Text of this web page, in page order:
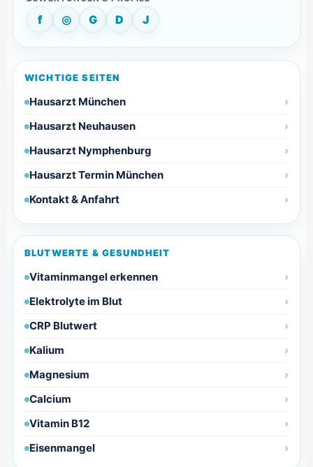
f ◎ G D J
WICHTIGE SEITEN
Hausarzt München
Hausarzt Neuhausen
Hausarzt Nymphenburg
Hausarzt Termin München
Kontakt & Anfahrt
BLUTWERTE & GESUNDHEIT
Vitaminmangel erkennen
Elektrolyte im Blut
CRP Blutwert
Kalium
Magnesium
Calcium
Vitamin B12
Eisenmangel